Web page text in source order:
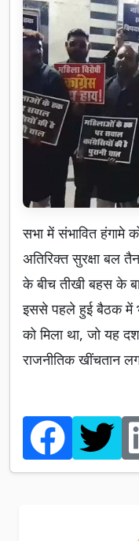
सभा में संभावित हंगामे
अतिरिक्त सुरक्षा बल
के बीच तीखी बहस के
इससे पहले हुई बैठक में
को मिला था, जो यह
राजनीतिक खींचतान